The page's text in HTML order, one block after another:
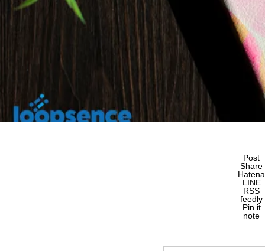
Post
Share
Hatena
LINE
RSS
feedly
Pin it
note